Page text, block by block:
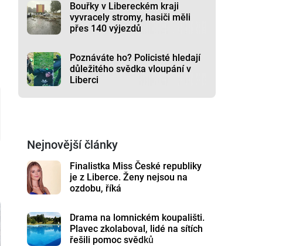
Bouřky v Libereckém kraji
vyvracely stromy, hasiči měli
přes 140 výjezdů
Poznáváte ho? Policisté hledají
důležitého svědka vloupání v
Liberci
Nejnovější články
Finalistka Miss České republiky
je z Liberce. Ženy nejsou na
ozdobu, říká
Drama na lomnickém koupališti.
Plavec zkolaboval, lidé na sítích
řešili pomoc svědků